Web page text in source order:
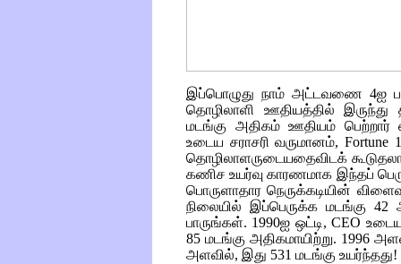
இப்பொழுது நாம் அட்டவணை 4ஐ
தொழிலாளி ஊதியத்தில்
மடங்கு அதிகம் ஊதியம்
உடைய சராசரி வருமானம், Fortune
தொழிலாளருடையதைவிடக்
கணிச உயர்வு காரணமாக இந்தப்
பொருளாதார நெருக்கடியின்
நிலையில் இப்பெருக்க மடங்கு
பாருங்கள். 1990ஐ ஒட்டி,CEO
85 மடங்கு அதிகமாயிற்று. 1996
அளவில், இது 531 மடங்கு உயர்ந்தது!